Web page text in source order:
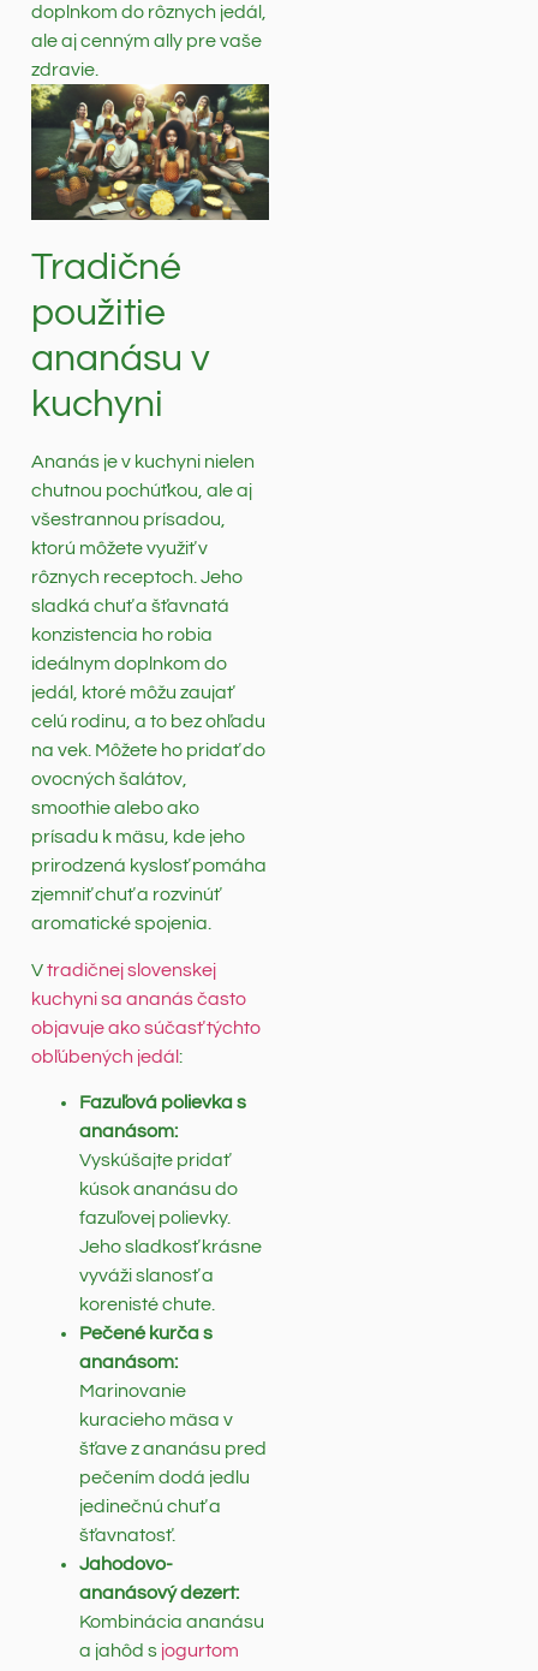
doplnkom do rôznych jedál,
ale aj cenným ally pre vaše
zdravie.
Tradičné
použitie
ananásu v
kuchyni
Ananás je v kuchyni nielen
chutnou pochúťkou, ale aj
všestrannou prísadou,
ktorú môžete využiť v
rôznych receptoch. Jeho
sladká chuť a šťavnatá
konzistencia ho robia
ideálnym doplnkom do
jedál, ktoré môžu zaujať
celú rodinu, a to bez ohľadu
na vek. Môžete ho pridať do
ovocných šalátov,
smoothie alebo ako
prísadu k mäsu, kde jeho
prirodzená kyslosť pomáha
zjemniť chuť a rozvinúť
aromatické spojenia.
Vtradičnej slovenskej
kuchyni sa ananás často
objavuje ako súčasť týchto
obľúbených jedál :
Fazuľová polievka s
ananásom:
Vyskúšajte pridať
kúsok ananásu do
fazuľovej polievky.
Jeho sladkosť krásne
vyváži slanosť a
korenisté chute.
Pečené kurča s
ananásom:
Marinovanie
kuracieho mäsa v
šťave z ananásu pred
pečením dodá jedlu
jedinečnú chuť a
šťavnatosť.
Jahodovo-
ananásový dezert:
Kombinácia ananásu
a jahôd s jogurtom